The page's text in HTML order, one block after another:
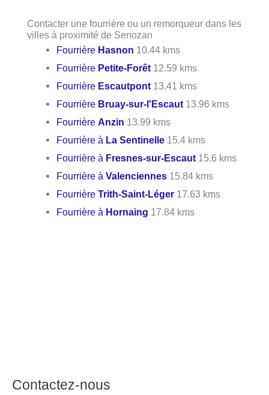
Contacter une fourrière ou un remorqueur dans les
villes à proximité de Senozan
Fourrière Hasnon 10.44 kms
Fourrière Petite-Forêt 12.59 kms
Fourrière Escautpont 13.41 kms
Fourrière Bruay-sur-l'Escaut 13.96 kms
FourrièreAnzin 13.99 kms
Fourrière à La Sentinelle 15.4 kms
Fourrière à Fresnes-sur-Escaut 15.6 kms
Fourrière àValenciennes 15.84 kms
FourrièreTrith-Saint-Léger 17.63 kms
Fourrière à Hornaing 17.84 kms
Contactez-nous